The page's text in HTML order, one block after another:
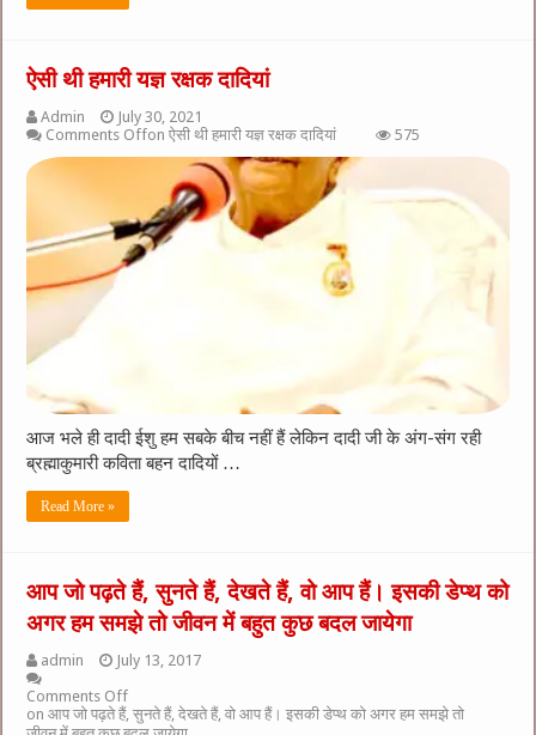
ऐसी थी हमारी यज्ञ रक्षक दादियां
Admin
July 30, 2021
Comments Offon ऐसी थी हमारी यज्ञ रक्षक दादियां 575
आज भले ही दादी ईशु हम सबके बीच नहीं हैं लेकिन दादी जी के अंग-संग रही
ब्रह्माकुमारी कविता बहन दादियों …
Read More »
आप जो पढ़ते हैं, सुनते हैं, देखते हैं, वो आप हैं। इसकी डेप्थ को
अगर हम समझे तो जीवन में बहुत कुछ बदल जायेगा
admin
July 13, 2017
Comments Off
on आप जो पढ़ते हैं, सुनते हैं, देखते हैं, वो आप हैं। इसकी डेप्थ को अगर हम समझे तो